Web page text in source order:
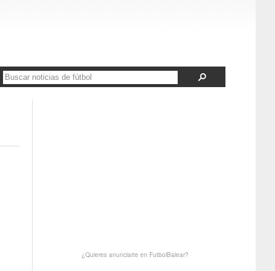
¿Quieres anunciarte en FutbolBalear?